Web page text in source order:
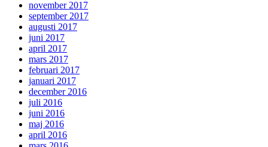
november 2017
september 2017
augusti 2017
juni 2017
april 2017
mars 2017
februari 2017
januari 2017
december 2016
juli 2016
juni 2016
maj 2016
april 2016